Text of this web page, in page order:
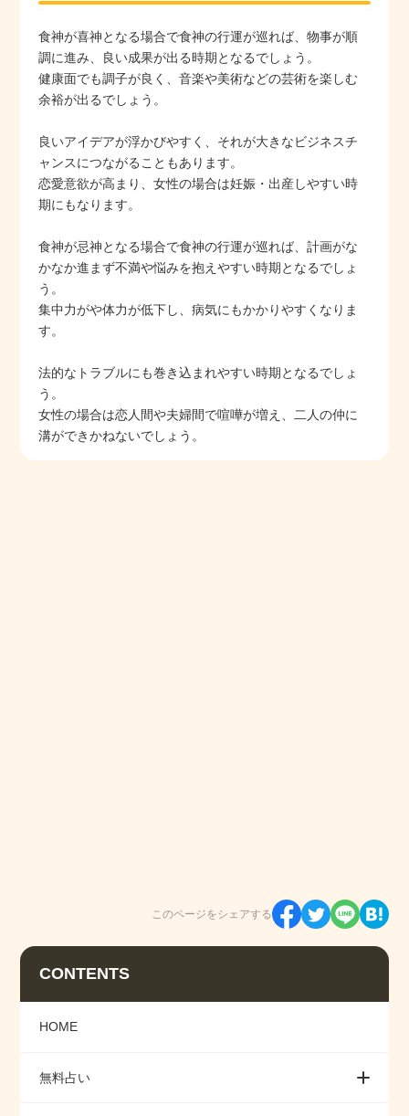
食神が喜神となる場合で食神の行運が巡れば、物事が順
調に進み、良い成果が出る時期となるでしょう。
健康面でも調子が良く、音楽や美術などの芸術を楽しむ
余裕が出るでしょう。
良いアイデアが浮かびやすく、それが大きなビジネスチ
ャンスにつながることもあります。
恋愛意欲が高まり、女性の場合は妊娠・出産しやすい時
期にもなります。
食神が忌神となる場合で食神の行運が巡れば、計画がな
かなか進まず不満や悩みを抱えやすい時期となるでしょ
う。
集中力がや体力が低下し、病気にもかかりやすくなりま
す。
法的なトラブルにも巻き込まれやすい時期となるでしょ
う。
女性の場合は恋人間や夫婦間で喧嘩が増え、二人の仲に
溝ができかねないでしょう。
このページをシェアする
CONTENTS
HOME
無料占い